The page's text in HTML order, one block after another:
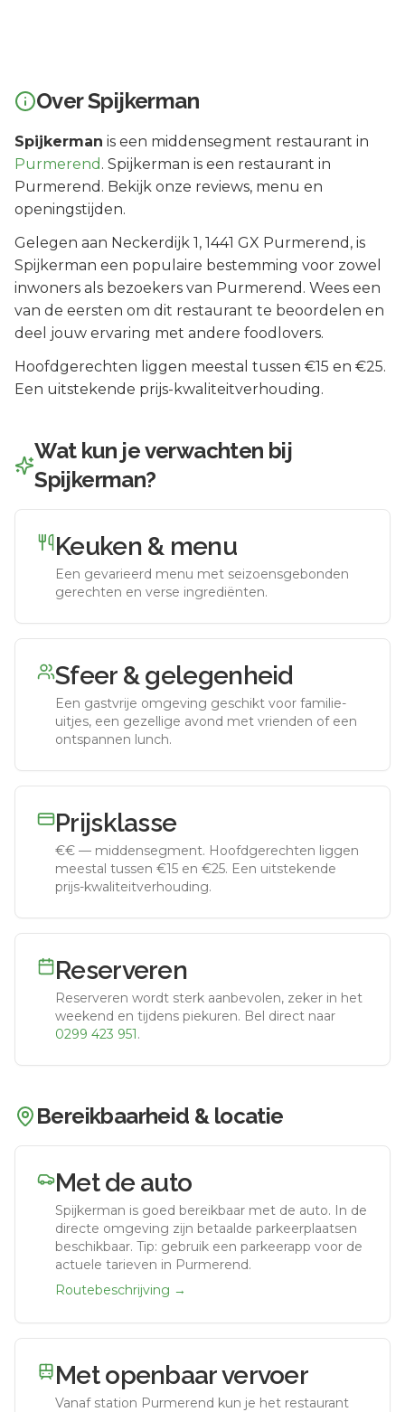
OverSpijkerman
Spijkerman is een middensegment restaurant in
Purmerend . Spijkerman is een restaurant in
Purmerend. Bekijk onze reviews, menu en
openingstijden.
Gelegen aan Neckerdijk 1, 1441 GX Purmerend , is
Spijkerman een populaire bestemming voor zowel
inwoners als bezoekers van Purmerend . Wees een
van de eersten om dit restaurant te beoordelen en
deel jouw ervaring met andere foodlovers.
Hoofdgerechten liggen meestal tussen €15 en €25.
Een uitstekende prijs-kwaliteitverhouding.
Wat kun je verwachten bij
Spijkerman?
Keuken & menu
Een gevarieerd menu met seizoensgebonden
gerechten en verse ingrediënten.
Sfeer & gelegenheid
Een gastvrije omgeving geschikt voor familie-
uitjes, een gezellige avond met vrienden of een
ontspannen lunch.
Prijsklasse
€€ — middensegment. Hoofdgerechten liggen
meestal tussen €15 en €25. Een uitstekende
prijs-kwaliteitverhouding.
Reserveren
Reserveren wordt sterk aanbevolen, zeker in het
weekend en tijdens piekuren. Bel direct naar
0299 423 951.
Bereikbaarheid & locatie
Met de auto
Spijkerman is goed bereikbaar met de auto. In de
directe omgeving zijn betaalde parkeerplaatsen
beschikbaar. Tip: gebruik een parkeerapp voor de
actuele tarieven in Purmerend.
Routebeschrijving →
Met openbaar vervoer
Vanaf station Purmerend kun je het restaurant